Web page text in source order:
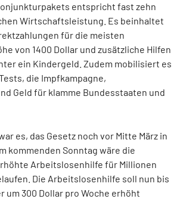
entspricht fast zehn
Wirtschaftsleistung. Es beinhaltet
für die meisten
von 1400 Dollar und zusätzliche Hilfen
ein Kindergeld. Zudem mobilisiert es
die Impfkampagne,
Geld für klamme Bundesstaaten und
es, das Gesetz noch vor Mitte März in
kommenden Sonntag wäre die
Arbeitslosenhilfe für Millionen
Die Arbeitslosenhilfe soll nun bis
um 300 Dollar pro Woche erhöht